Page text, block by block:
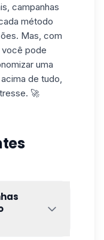
campanhas
método
Mas, com
você pode
uma
de tudo,
. 🚀